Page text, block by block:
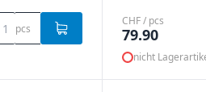
pcs
CHF / pcs
79.90
nicht